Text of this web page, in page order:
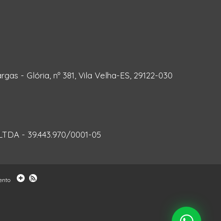
- Glória, nº 381, Vila Velha-ES, 29122-030
- 39.443.970/0001-05